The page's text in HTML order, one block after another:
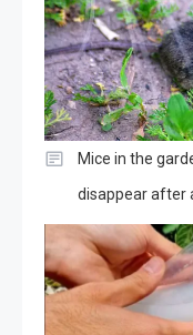
Mice in the
disappear after